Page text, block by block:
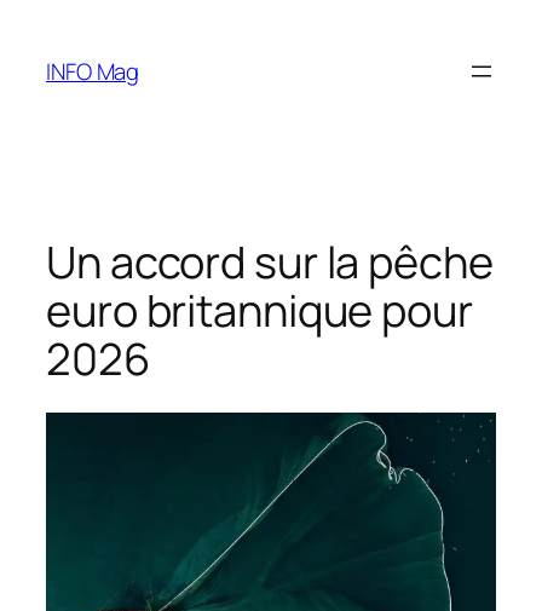
contenu
INFO Mag
Un accord sur la pêche
euro britannique pour
2026